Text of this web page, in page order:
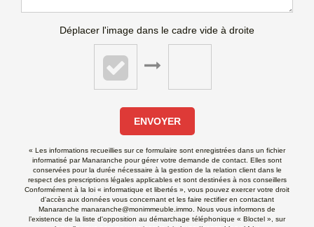
Déplacer l'image dans le cadre vide à droite
ENVOYER
« Les informations recueillies sur ce formulaire sont enregistrées dans un fichier
informatisé par Manaranche pour gérer votre demande de contact. Elles sont
conservées pour la durée nécessaire à la gestion de la relation client dans le
respect des prescriptions légales applicables et sont destinées à nos conseillers
Conformément à la loi « informatique et libertés », vous pouvez exercer votre droit
d'accès aux données vous concernant et les faire rectifier en contactant
Manaranche manaranche@monimmeuble.immo. Nous vous informons de
l’existence de la liste d'opposition au démarchage téléphonique « Bloctel », sur